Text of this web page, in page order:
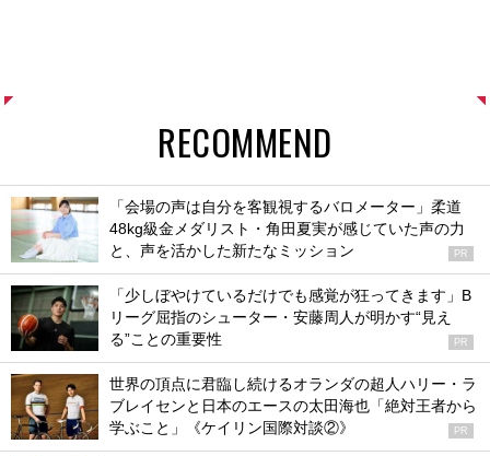
RECOMMEND
「会場の声は自分を客観視するバロメーター」柔道
48kg級金メダリスト・角田夏実が感じていた声の力
と、声を活かした新たなミッション
PR
「少しぼやけているだけでも感覚が狂ってきます」B
リーグ屈指のシューター・安藤周人が明かす“見え
る”ことの重要性
PR
世界の頂点に君臨し続けるオランダの超人ハリー・ラ
ブレイセンと日本のエースの太田海也「絶対王者から
学ぶこと」《ケイリン国際対談②》
PR